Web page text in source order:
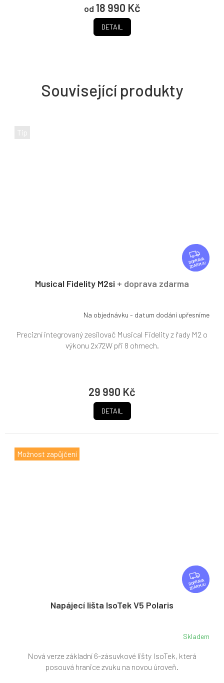
Související produkty
Tip
Z
D
A
ZDARMA
Musical Fidelity M2si + doprava zdarma
Na objednávku - datum dodání upřesníme
29 990 Kč
DETAIL
Precizní integrovaný zesilovač Musical Fidelity z řady M2 o
výkonu 2x72W při 8 ohmech.
Možnost zapůjčení
Z
D
A
ZDARMA
Napájecí lišta IsoTek V5 Polaris
Skladem
Nová verze základní 6-zásuvkové lišty IsoTek, která
posouvá hranice zvuku na novou úroveň.
od 18 990 Kč
DETAIL